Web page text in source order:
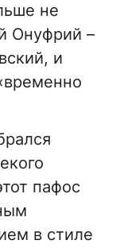
не
Онуфрий –
и
пафос
в стиле